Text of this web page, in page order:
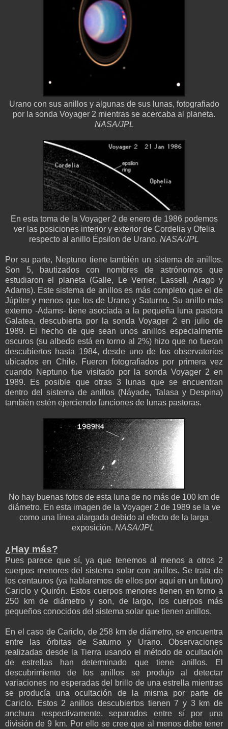
Urano con sus anillos y algunas de sus lunas, fotografiado
por la sonda Voyager 2 mientras se acercaba al planeta.
NASA/JPL
En esta toma de la Voyager 2 de enero de 1986 podemos
ver las posiciones interior y exterior de Cordelia y Ofelia
respecto al anillo Épsilon de Urano. NASA/JPL
Por su parte, Neptuno tiene también un sistema de anillos.
Son 5, bautizados con nombres de astrónomos que
estudiaron el planeta (Galle, Le Verrier, Lassell, Arago y
Adams). Este sistema de anillos es más completo que el de
Júpiter y menos que los de Urano y Saturno. Su anillo más
externo -Adams- tiene asociada a la pequeña luna pastora
Galatea, descubierta por la sonda Voyager 2 en julio de
1989. El hecho de que sean unos anillos especialmente
oscuros (su albedo está en torno al 2%) hizo que no fueran
descubiertos hasta 1984, desde uno de los observatorios
ubicados en Chile. Fueron fotografiados por primera vez
cuando Neptuno fue visitado por la sonda Voyager 2 en
1989. Es posible que otras 3 lunas que se encuentran
dentro del sistema de anillos (Náyade, Talasa y Despina)
también estén ejerciendo funciones de lunas pastoras.
No hay buenas fotos de esta luna de no más de 100 km de
diámetro. En esta imagen de la Voyager 2 de 1989 se la ve
como una línea alargada debido al efecto de la larga
exposición. NASA/JPL
¿Hay más?
Pues parece que sí, ya que tenemos al menos a otros 2
cuerpos menores del sistema solar con anillos. Se trata de
los centauros (ya hablaremos de ellos por aquí en un futuro)
Cariclo y Quirón. Estos cuerpos menores tienen en torno a
250 km de diámetro y son, de largo, los cuerpos más
pequeños conocidos del sistema solar que tienen anillos.
En el caso de Cariclo, de 258 km de diámetro, se encuentra
entre las órbitas de Saturno y Urano. Observaciones
realizadas desde la Tierra usando el método de ocultación
de estrellas han determinado que tiene anillos. El
descubrimiento de los anillos se produjo al detectar
variaciones no esperadas del brillo de una estrella mientras
se producía una ocultación de la misma por parte de
Cariclo. Estos 2 anillos descubiertos tienen 7 y 3 km de
anchura respectivamente, separados entre sí por una
división de 9 km. Por ello se cree que al menos debe tener